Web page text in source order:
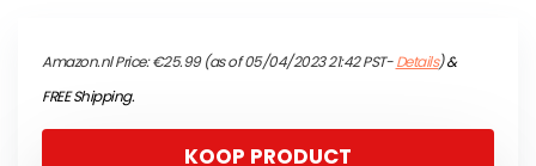
Amazon.nl Price:€25.99(as of 05/04/2023 21:42 PST-Details)&
FREE Shipping.
KOOP PRODUCT